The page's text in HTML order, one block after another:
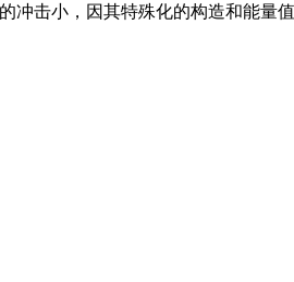
冲击小，因其特殊化的构造和能量